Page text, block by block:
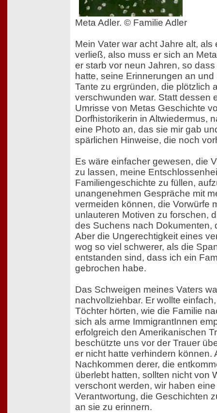
Meta Adler. © Familie Adler
Mein Vater war acht Jahre alt, als
verließ, also muss er sich an
er starb vor neun Jahren, so
hatte, seine Erinnerungen an
Tante zu ergründen, die plötzlich
verschwunden war. Statt dessen
Umrisse von Metas Geschichte
Dorfhistorikerin in Altwiedermus,
eine Photo an, das sie mir gab
spärlichen Hinweise, die noch
Es wäre einfacher gewesen, die
zu lassen, meine
Familiengeschichte zu füllen,
unangenehmen Gespräche mit
vermeiden können, die Vorwürfe
unlauteren Motiven zu forschen,
des Suchens nach Dokumenten,
Aber die Ungerechtigkeit eines
wog so viel schwerer, als die
entstanden sind, dass ich ein
gebrochen habe.
Das Schweigen meines Vaters
nachvollziehbar. Er wollte
Töchter hörten, wie die Familie
sich als arme ImmigrantInnen
erfolgreich den Amerikanischen
beschützte uns vor der Trauer
er nicht hatte verhindern können.
Nachkommen derer, die
überlebt hatten, sollten nicht von
verschont werden, wir haben
Verantwortung, die Geschichten
an sie zu erinnern.